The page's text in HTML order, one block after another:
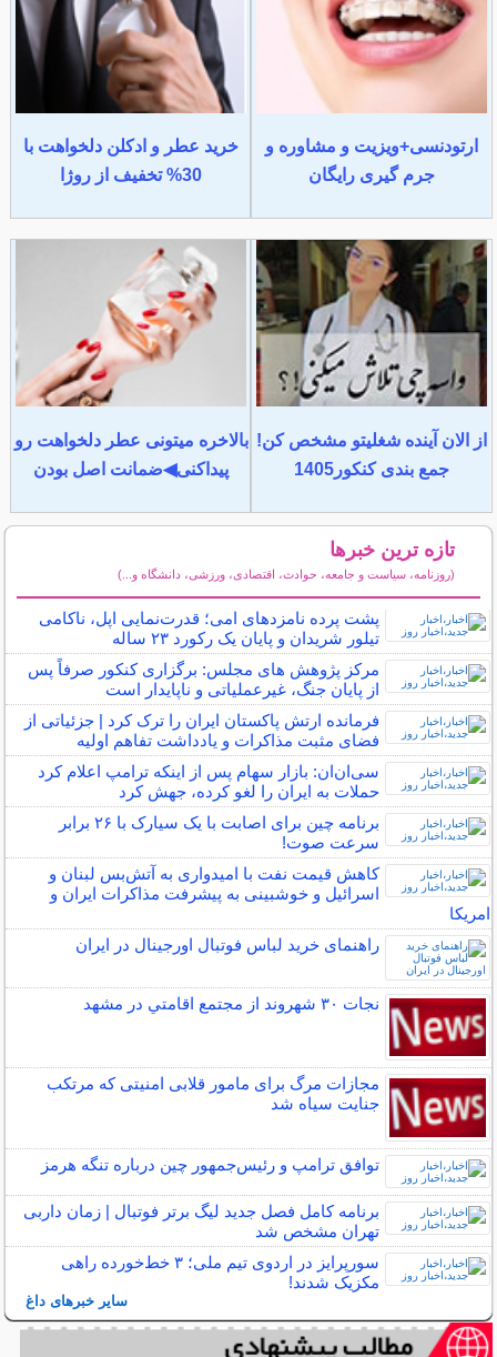
ارتودنسی+ویزیت و مشاوره و
جرم گیری رایگان
خرید عطر و ادکلن دلخواهت با
30% تخفیف از روژا
از الان آینده شغلیتو مشخص کن!
جمع بندی کنکور1405
بالاخره میتونی عطر دلخواهت رو
پیداکنی◀ضمانت اصل بودن
تازه ترین خبرها
(روزنامه، سیاست و جامعه، حوادث، اقتصادی، ورزشی، دانشگاه و...)
پشت پرده نامزدهای امی؛ قدرت‌نمایی اپل، ناکامی
تیلور شریدان و پایان یک رکورد ۲۳ ساله
مرکز پژوهش های مجلس: برگزاری کنکور صرفاً پس
از پایان جنگ، غیرعملیاتی و ناپایدار است
فرمانده ارتش پاکستان ایران را ترک کرد | جزئیاتی از
فضای مثبت مذاکرات و یادداشت تفاهم اولیه
سی‌ان‌ان: بازار سهام پس از اینکه ترامپ اعلام کرد
حملات به ایران را لغو کرده، جهش کرد
برنامه چین برای اصابت با یک سیارک با ۲۶ برابر
سرعت صوت!
کاهش قیمت نفت با امیدواری به آتش‌بس لبنان و
اسرائیل و خوشبینی به پیشرفت مذاکرات ایران و
امریکا
راهنمای خرید لباس فوتبال اورجینال در ایران
نجات ۳۰ شهروند از مجتمع اقامتي در مشهد
مجازات مرگ برای مامور قلابی امنیتی که مرتکب
جنایت سیاه شد
توافق ترامپ و رئیس‌جمهور چین درباره تنگه هرمز
برنامه کامل فصل جدید لیگ برتر فوتبال | زمان داربی
تهران مشخص شد
سورپرایز در اردوی تیم ملی؛ ۳ خط‌خورده راهی
مکزیک شدند!
سایر خبرهای داغ